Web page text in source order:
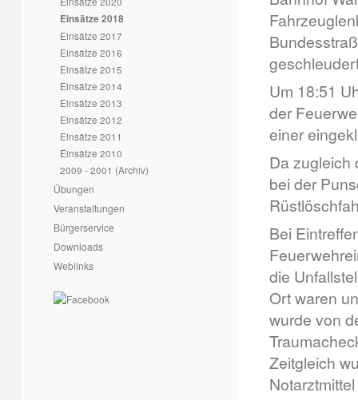
Einsätze 2018
Einsätze 2017
Einsätze 2016
Einsätze 2015
Einsätze 2014
Einsätze 2013
Einsätze 2012
Einsätze 2011
Einsätze 2010
2009 - 2001 (Archiv)
Übungen
Veranstaltungen
Bürgerservice
Downloads
Weblinks
Um 18:51
der
einer
Da zugleich
bei der
Bei
die
Ort waren
wurde von
Zeitgleich